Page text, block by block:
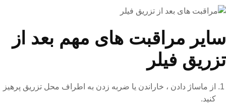
سایر مراقبت های مهم بعد از
تزریق فیلر
از ماساژ دادن ، خاراندن یا ضربه زدن به اطراف محل تزریق پرهیز
کنید.